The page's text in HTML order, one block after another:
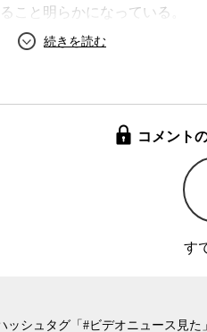
こと明らかになっている。
閉鎖に踏み切った。
在し、大量の在庫が取り引き
結された1989年以前に輸入さ
。近年では簡単に象牙を入手
・ゾウ保護基金によると、中
事件が49件発生し、その数は
らわかった。そのうち18%に
ているのだ。
コメント
す
ッシュタグ「#ビデオニュース見た」